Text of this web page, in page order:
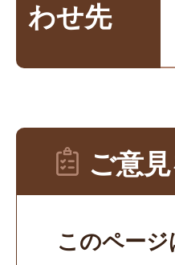
わせ先
ご意
このペー